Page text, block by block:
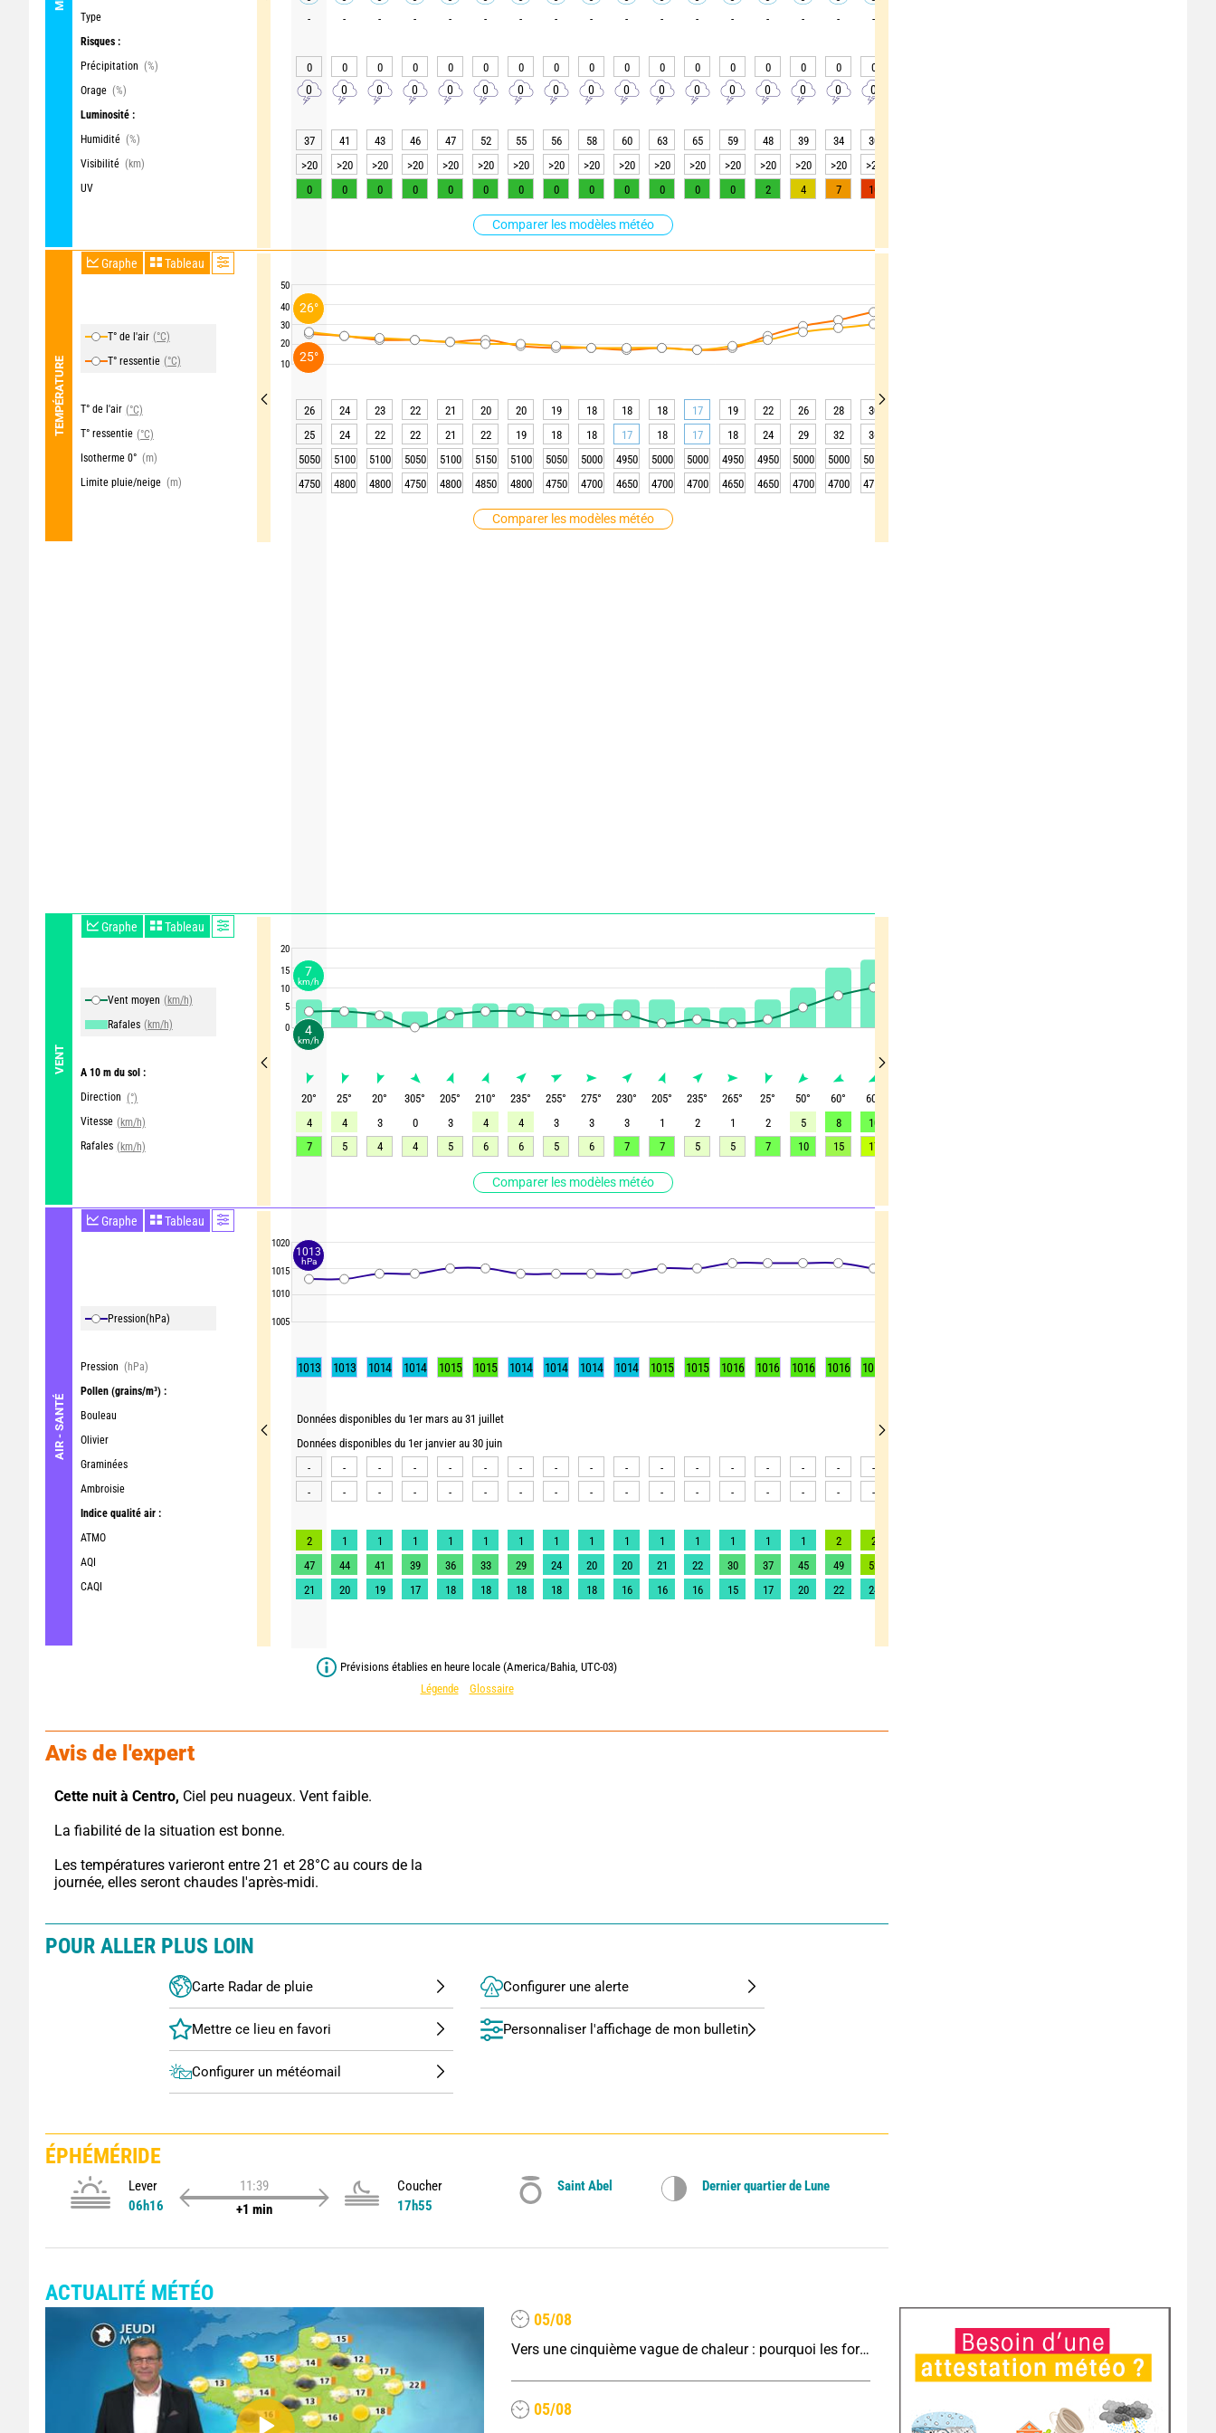
Type
Risques :
Précipitation (%)
Orage (%)
Luminosité :
Humidité (%)
Visibilité (km)
UV
Comparer les modèles météo
TEMPÉRATURE
Graphe Tableau
T° de l'air (°C)
T° ressentie (°C)
T° de l'air (°C)
T° ressentie (°C)
Isotherme 0° (m)
Limite pluie/neige (m)
Comparer les modèles météo
VENT
Graphe Tableau
Vent moyen (km/h)
Rafales (km/h)
A 10 m du sol :
Direction (°)
Vitesse (km/h)
Rafales (km/h)
Comparer les modèles météo
AIR - SANTÉ
Graphe Tableau
Pression(hPa)
Pression (hPa)
Pollen (grains/m³) :
Bouleau
Olivier
Graminées
Ambroisie
Indice qualité air :
ATMO
AQI
CAQI
50
40
30
20
10
20
15
10
5
0
1020
1015
1010
1005
- - - - - - - - - - - - - - - - -
0 0 0 0 0 0 0 0 0 0 0 0 0 0 0 0 0
0 0 0 0 0 0 0 0 0 0 0 0 0 0 0 0 0
37 41 43 46 47 52 55 56 58 60 63 65 59 48 39 34 30
>20
>20 >20 >20 >20 >20 >20 >20 >20 >20 >20 >20 >20 >20 >20 >20 >20
0
0 0 0 0 0 0 0 0 0 0 0 0 2 4 7 10
26 24 23 22 21 20 20 19 18 18 18 17 19 22 26 28 30
25
24 22 22 21 22 19 18 18 17 18 17 18 24 29 32 36
5050
5100 5100 5050 5100 5150 5100 5050 5000 4950 5000 5000 4950 4950 5000 5000 5050
4750
4800 4800 4750 4800 4850 4800 4750 4700 4650 4700 4700 4650 4650 4700 4700 4750
20° 25° 20° 305° 205° 210° 235° 255° 275° 230° 205° 235° 265° 25° 50° 60° 60
4
4 3 0 3 4 4 3 3 3 1 2 1 2 5 8 10
7
5 4 4 5 6 6 5 6 7 7 5 5 7 10 15 17
1013 1013 1014 1014 1015 1015 1014 1014 1014 1014 1015 1015 1016 1016 1016 1016 1015
Données disponibles du 1er mars au 31 juillet
Données disponibles du 1er janvier au 30 juin
-
- - - - - - - - - - - - - - - -
-
- - - - - - - - - - - - - - - -
2 1 1 1 1 1 1 1 1 1 1 1 1 1 1 2 2
47
44 41 39 36 33 29 24 20 20 21 22 30 37 45 49 52
21
20 19 17 18 18 18 18 18 16 16 16 15 17 20 22 24
Prévisions établies en heure locale (America/Bahia, UTC-03)
Légende
Glossaire
Avis de l'expert
Cette nuit à Centro, Ciel peu nuageux. Vent faible.
La fiabilité de la situation est bonne.
Les températures varieront entre 21 et 28°C au cours de la
journée, elles seront chaudes l'après-midi.
POUR ALLER PLUS LOIN
Carte Radar de pluie
Configurer un météomail
Configurer une alerte
Personnaliser l'affichage de mon bulletin
ÉPHÉMÉRIDE
Lever
06h16
11:39
+1 min
Coucher
17h55
Saint Abel Dernier quartier de Lune
ACTUALITÉ MÉTÉO
05/08
Vers une cinquième vague de chaleur : pourquoi les fortes chaleurs vont rapidement revenir en France
05/08
4
km/h
7
km/h
26°
25°
1013
hPa